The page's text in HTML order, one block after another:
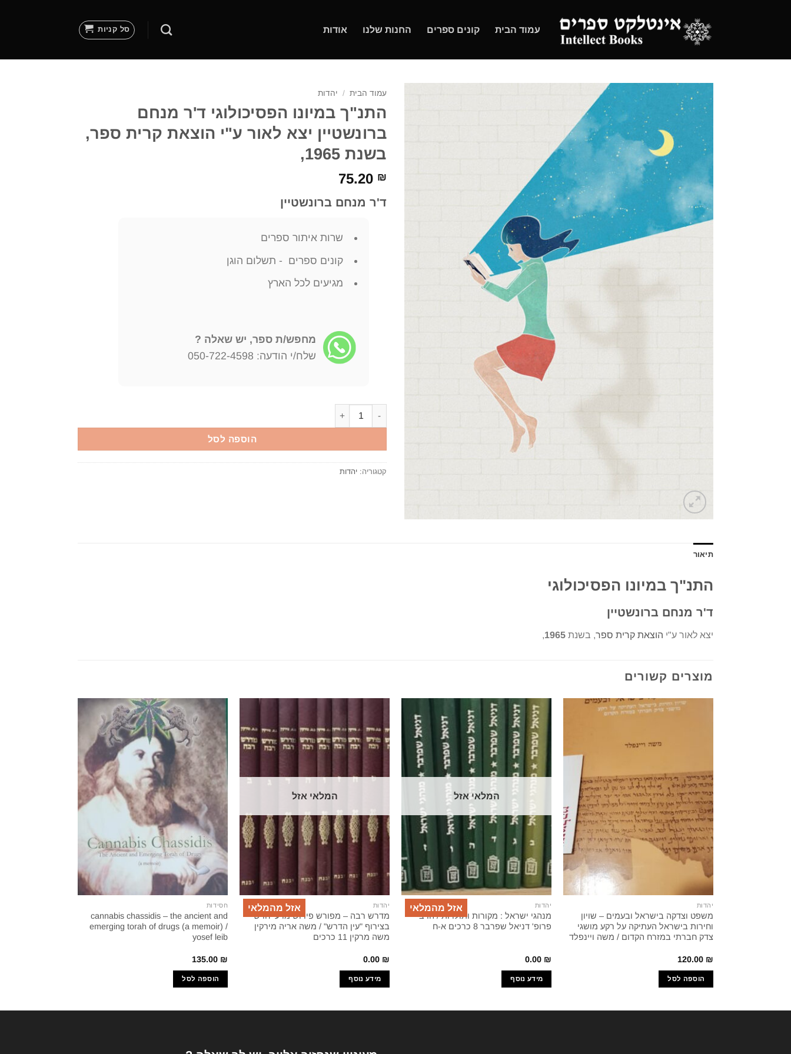
עמוד הבית קונים ספרים החנות שלנו אודות סל קניות
עמוד הבית / יהדות
התנ"ך במיונו הפסיכולוגי ד'ר מנחם
ברונשטיין יצא לאור ע"י הוצאת קרית ספר,
בשנת 1965,
75.20 ₪
ד'ר מנחם ברונשטיין
שרות איתור ספרים
קונים ספרים - תשלום הוגן
מגיעים לכל הארץ
מחפש/ת ספר, יש שאלה ?
שלח/י הודעה: 050-722-4598
הוספה לסל
קטגוריה: יהדות
תיאור
התנ"ך במיונו הפסיכולוגי
ד'ר מנחם ברונשטיין
יצא לאור ע"י הוצאת קרית ספר, בשנת 1965
,
מוצרים קשורים
יהדות
משפט וצדקה בישראל ובעמים – שויון
וחירות בישראל העתיקה על רקע מושגי
צדק חברתי במזרח הקדום / משה ויינפלד
120.00 ₪
הוספה לסל
המלאי אזל
אזל מהמלאי יהדות
מנהגי ישראל : מקורות ותולדות / הרב
פרופ' דניאל שפרבר 8 כרכים א-ח
0.00 ₪
מידע נוסף
המלאי אזל
אזל מהמלאי יהדות
מדרש רבה – מפורש פירוש מדעי חדש
בצירוף "עין הדרש" / משה אריה מירקין
משה מרקין 11 כרכים
0.00 ₪
מידע נוסף
חסידות
cannabis chassidis – the ancient and
emerging torah of drugs (a memoir) /
yosef leib
135.00 ₪
הוספה לסל